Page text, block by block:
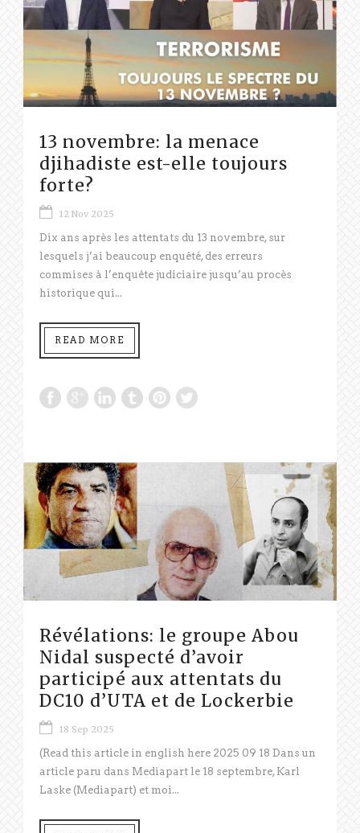
13 novembre: la menace
djihadiste est-elle toujours
forte?
12 Nov 2025
Dix ans après les attentats du 13 novembre, sur
lesquels j’ai beaucoup enquêté, des erreurs
commises à l’enquête judiciaire jusqu’au procès
historique qui...
READ MORE
Révélations: le groupe Abou
Nidal suspecté d’avoir
participé aux attentats du
DC10 d’UTA et de Lockerbie
18 Sep 2025
(Read this article in english here 2025 09 18 Dans un
article paru dans Mediapart le 18 septembre, Karl
Laske (Mediapart) et moi...